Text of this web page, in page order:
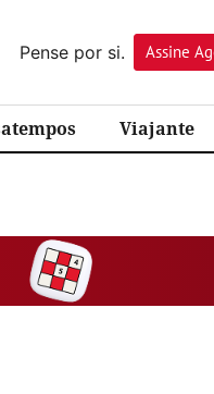
Pense por si.
Assine
Viajante